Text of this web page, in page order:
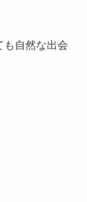
も自然な出会